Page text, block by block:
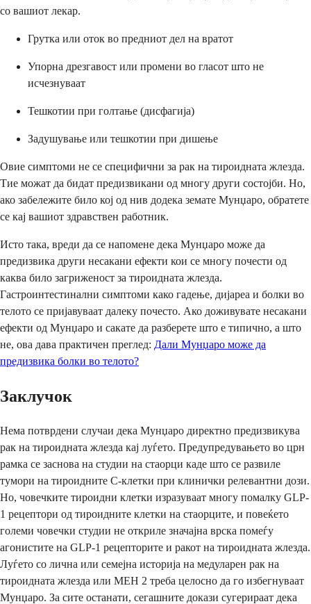
со вашиот лекар.
Грутка или оток во предниот дел на вратот
Упорна дрезгавост или промени во гласот што не
исчезнуваат
Тешкотии при голтање (дисфагија)
Задушување или тешкотии при дишење
Овие симптоми не се специфични за рак на тироидната жлезда.
Тие можат да бидат предизвикани од многу други состојби. Но,
ако забележите било кој од нив додека земате Мунџаро, обратете
се кај вашиот здравствен работник.
Исто така, вреди да се напомене дека Мунџаро може да
предизвика други несакани ефекти кои се многу почести од
каква било загриженост за тироидната жлезда.
Гастроинтестинални симптоми како гадење, дијареа и болки во
телото се пријавуваат далеку почесто. Ако доживувате несакани
ефекти од Мунџаро и сакате да разберете што е типично, а што
не, ова дава практичен преглед: Дали Мунџаро може да
предизвика болки во телото?
Заклучок
Нема потврдени случаи дека Мунџаро директно предизвикува
рак на тироидната жлезда кај луѓето. Предупредувањето во црн
рамка се заснова на студии на стаорци каде што се развиле
тумори на тироидните C-клетки при клинички релевантни дози.
Но, човечките тироидни клетки изразуваат многу помалку GLP-
1 рецептори од тироидните клетки на стаорците, и повеќето
големи човечки студии не откриле значајна врска помеѓу
агонистите на GLP-1 рецепторите и ракот на тироидната жлезда.
Луѓето со лична или семејна историја на медуларен рак на
тироидната жлезда или МЕН 2 треба целосно да го избегнуваат
Мунџаро. За сите останати, сегашните докази сугерираат дека